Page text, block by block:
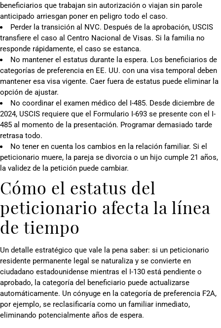
beneficiarios que trabajan sin autorización o viajan sin parole
anticipado arriesgan poner en peligro todo el caso.
Perder la transición al NVC. Después de la aprobación, USCIS
transfiere el caso al Centro Nacional de Visas. Si la familia no
responde rápidamente, el caso se estanca.
No mantener el estatus durante la espera. Los beneficiarios de
categorías de preferencia en EE. UU. con una visa temporal deben
mantener esa visa vigente. Caer fuera de estatus puede eliminar la
opción de ajustar.
No coordinar el examen médico del I-485. Desde diciembre de
2024, USCIS requiere que el Formulario I-693 se presente con el I-
485 al momento de la presentación. Programar demasiado tarde
retrasa todo.
No tener en cuenta los cambios en la relación familiar. Si el
peticionario muere, la pareja se divorcia o un hijo cumple 21 años,
la validez de la petición puede cambiar.
Cómo el estatus del
peticionario afecta la línea
de tiempo
Un detalle estratégico que vale la pena saber: si un peticionario
residente permanente legal se naturaliza y se convierte en
ciudadano estadounidense mientras el I-130 está pendiente o
aprobado, la categoría del beneficiario puede actualizarse
automáticamente. Un cónyuge en la categoría de preferencia F2A,
por ejemplo, se reclasificaría como un familiar inmediato,
eliminando potencialmente años de espera.